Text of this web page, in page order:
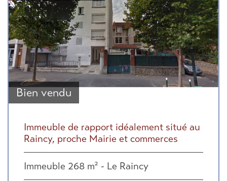
Bien vendu
Immeuble de rapport idéalement situé au
Raincy, proche Mairie et commerces
Immeuble 268 m² - Le Raincy